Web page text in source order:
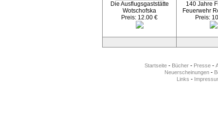
Die Ausflugsgaststätte
Wotschofska
Preis: 12.00 €
140 Jahre
Feuerwehr
Preis:
Startseite - Bücher - Presse -
Neuerscheinungen-
Links -